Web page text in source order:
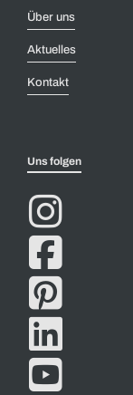
Über uns
Aktuelles
Kontakt
Uns folgen




